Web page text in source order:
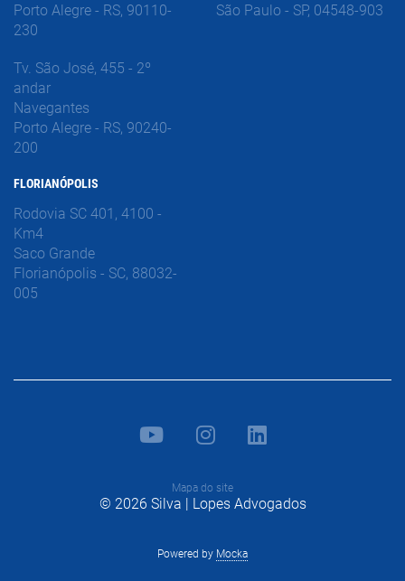
Porto Alegre - RS, 90110-
230
Tv. São José, 455 - 2º
andar
Navegantes
Porto Alegre - RS, 90240-
200
FLORIANÓPOLIS
Rodovia SC 401, 4100 -
Km4
Saco Grande
Florianópolis - SC, 88032-
005
São Paulo - SP, 04548-903
Mapa do site
© 2026 Silva | Lopes Advogados
Powered by Mocka